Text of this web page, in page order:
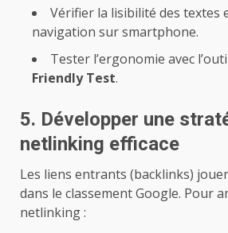
Vérifier la lisibilité des textes
navigation sur smartphone.
Tester l’ergonomie avec
Friendly Test.
5. Développer une
netlinking efficace
Les liens entrants (backlinks)
dans le classement Google. Pour
netlinking :